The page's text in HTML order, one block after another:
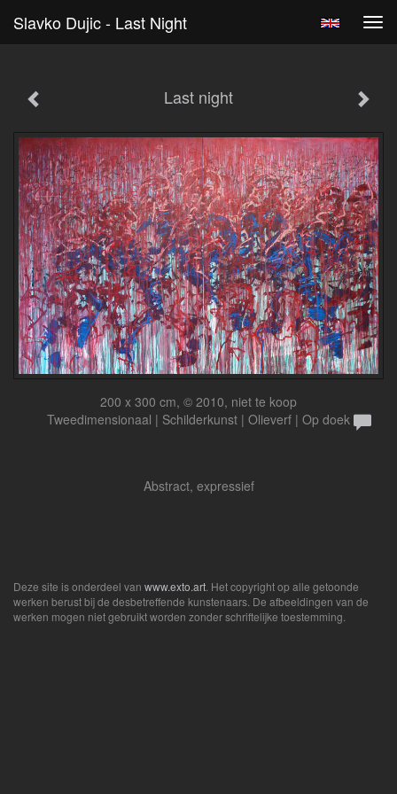
Slavko Dujic - Last Night
Last night
200 x 300 cm, © 2010, niet te koop
Tweedimensionaal | Schilderkunst | Olieverf | Op doek
Abstract, expressief
Deze site is onderdeel van www.exto.art . Het copyright op alle getoonde
werken berust bij de desbetreffende kunstenaars. De afbeeldingen van de
werken mogen niet gebruikt worden zonder schriftelijke toestemming.